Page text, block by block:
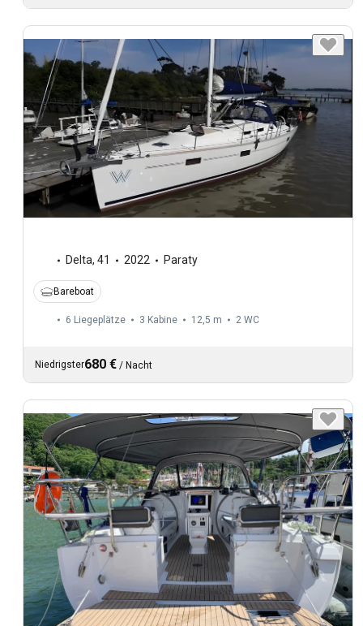
Delta, 41 2022 Paraty
Bareboat
6 Liegeplätze 3 Kabine 12,5 m 2 WC
Niedrigster680 € / Nacht